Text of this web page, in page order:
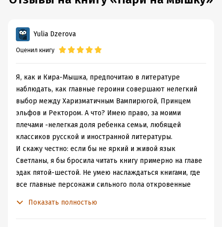
Yulia Dzerova
Оценил книгу
Я, как и Кира-Мышка, предпочитаю в литературе
наблюдать, как главные героини совершают нелегкий
выбор между Харизматичным Вампирюгой, Принцем
эльфов и Ректором. А что? Имею право, за моими
плечами -нелегкая доля ребенка семьи, любящей
классиков русской и иностранной литературы.
И скажу честно: если бы не яркий и живой язык
Светланы, я бы бросила читать книгу примерно на главе
эдак пятой-шестой. Не умею наслаждаться книгами, где
все главные персонажи сильного пола откровенные
Показать полностью